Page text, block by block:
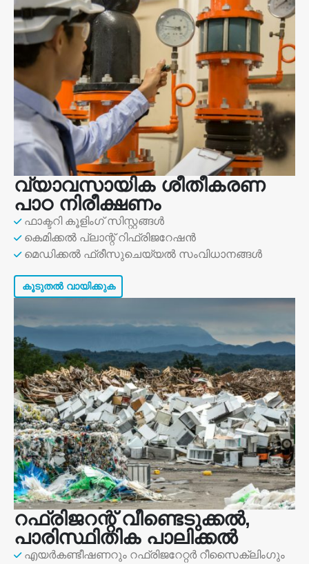
വ്യാവസായിക ശീതീകരണ
പാഠ നിരീക്ഷണം
ഫാക്ടറി കൂളിംഗ് സിസ്റ്റങ്ങൾ
കെമിക്കൽ പ്ലാന്റ് റിഫ്രിജറേഷൻ
മെഡിക്കൽ ഫ്രീസുചെയ്യൽ സംവിധാനങ്ങൾ
കൂടുതൽ വായിക്കുക
റഫ്രിജറന്റ് വീണ്ടെടുക്കൽ,
പാരിസ്ഥിതിക പാലിക്കൽ
എയർകണ്ടീഷണറും റഫ്രിജറേറ്റർ റീസൈക്ലിംഗും